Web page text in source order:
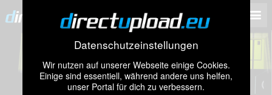
Datenschutzeinstellungen
Wir nutzen auf unserer Webseite einige Cookies.
Einige sind essentiell, während andere uns helfen,
unser Portal für dich zu verbessern.